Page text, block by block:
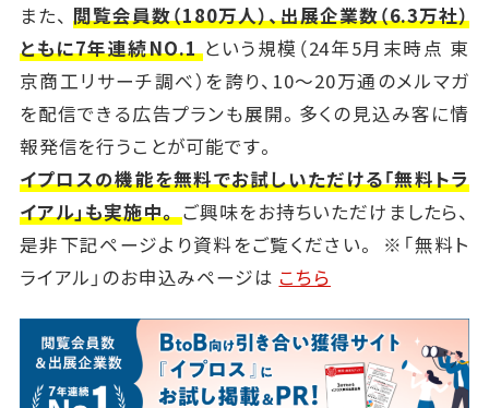
また、 閲覧会員数（180万人）、出展企業数（6.3万社）
ともに7年連続NO.1という規模（24年5月末時点 東
京商工リサーチ調べ）を誇り、10～20万通のメルマガ
を配信できる広告プランも展開。多くの見込み客に情
報発信を行うことが可能です。
イプロスの機能を無料でお試しいただける「無料トラ
イアル」も実施中。ご興味をお持ちいただけましたら、
是非下記ページより資料をご覧ください。 ※「無料ト
ライアル」のお申込みページは こちら